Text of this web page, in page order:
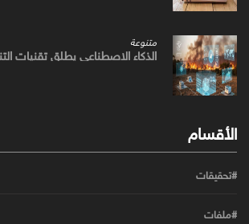
متنوعة
الذكاء الاصطناعي يطلق تقنيات
الأقسام
#تحقيقات
#ملفات